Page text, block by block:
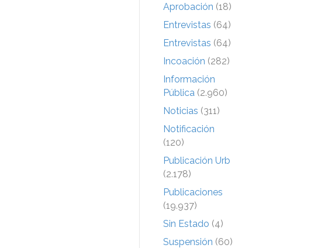
Aprobación (18)
Entrevistas (64)
Entrevistas (64)
Incoación (282)
Información
Pública (2.960)
Noticias (311)
Notificación
(120)
Publicación Urb
(2.178)
Publicaciones
(19.937)
Sin Estado (4)
Suspensión (60)